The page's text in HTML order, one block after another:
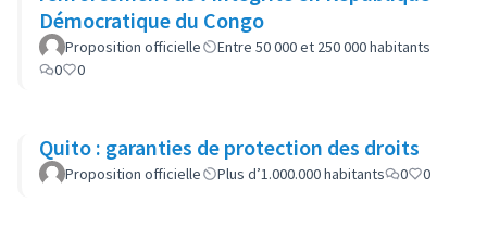
Démocratique du Congo
Proposition officielle
Entre 50 000 et 250 000 habitants
0
0
Quito : garanties de protection des droits
Proposition officielle Plus d’1.000.000 habitants 0 0